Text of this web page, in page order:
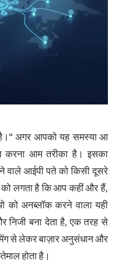
है।" अगर आपको यह समस्या आ
करना आम तरीका है। इसका
वाले आईपी पते को किसी दूसरे
लगता है कि आप कहीं और हैं,
को अनब्लॉक करने वाला यही
निजी बना देता है, एक तरह से
से लेकर बाज़ार अनुसंधान और
होता है।